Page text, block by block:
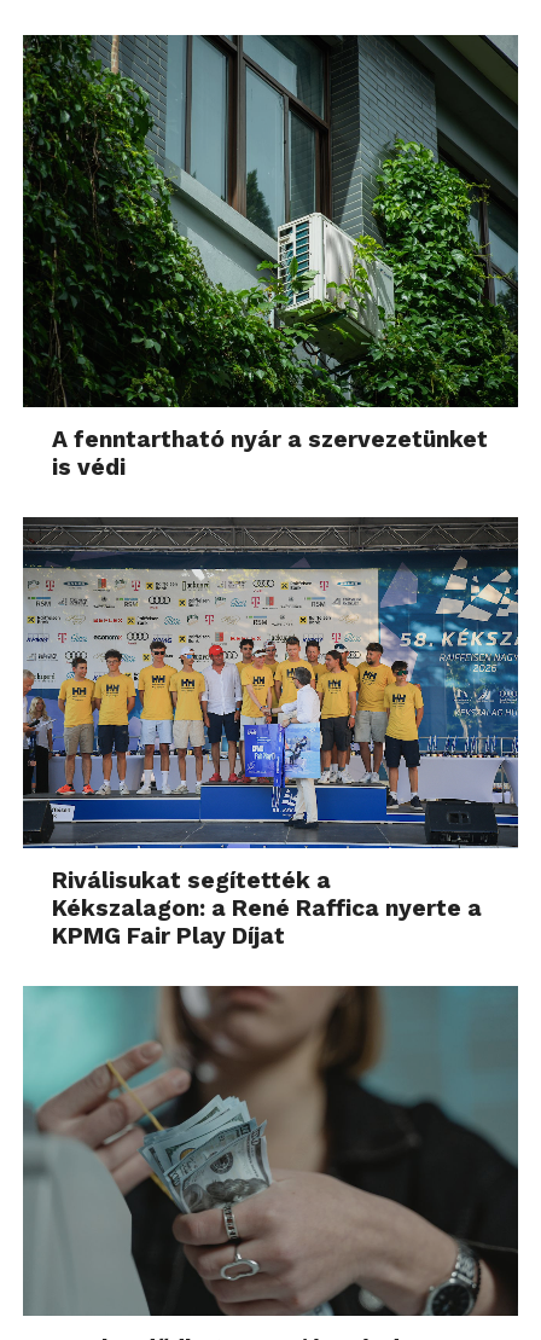
A fenntartható nyár a szervezetünket
is védi
Riválisukat segítették a
Kékszalagon: a René Raffica nyerte a
KPMG Fair Play Díjat